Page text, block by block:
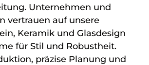
Unternehmen und
vertrauen auf unsere
Keramik und Glasdesign
für Stil und Robustheit.
präzise Planung und